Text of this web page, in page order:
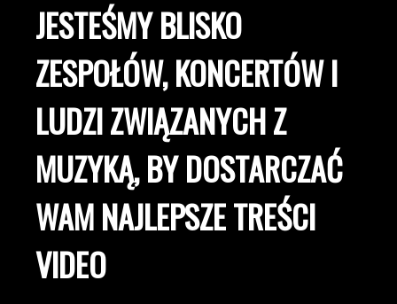
JESTEŚMY BLISKO
ZESPOŁÓW, KONCERTÓW I
LUDZI ZWIĄZANYCH Z
MUZYKĄ, BY DOSTARCZAĆ
WAM NAJLEPSZE TREŚCI
VIDEO